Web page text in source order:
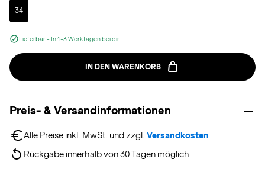
34
Selected
Lieferbar - In 1-3 Werktagen bei dir.
IN DEN WARENKORB
Preis- & Versandinformationen
Alle Preise inkl. MwSt. und zzgl. Versandkosten
Rückgabe innerhalb von 30 Tagen möglich